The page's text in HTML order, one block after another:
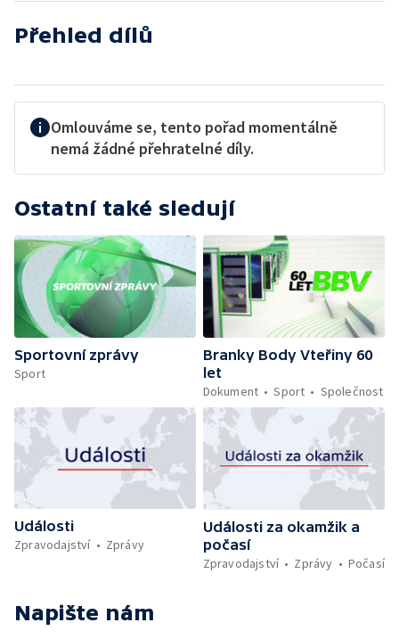
Přehled dílů
Omlouváme se, tento pořad momentálně
nemá žádné přehratelné díly.
Ostatní také sledují
Sportovní zprávy
Sport
Branky Body Vteřiny 60
let
Dokument
Sport Společnost
Události
Zpravodajství
Zprávy
Události za okamžik a
počasí
Zpravodajství
Zprávy Počasí
Napište nám